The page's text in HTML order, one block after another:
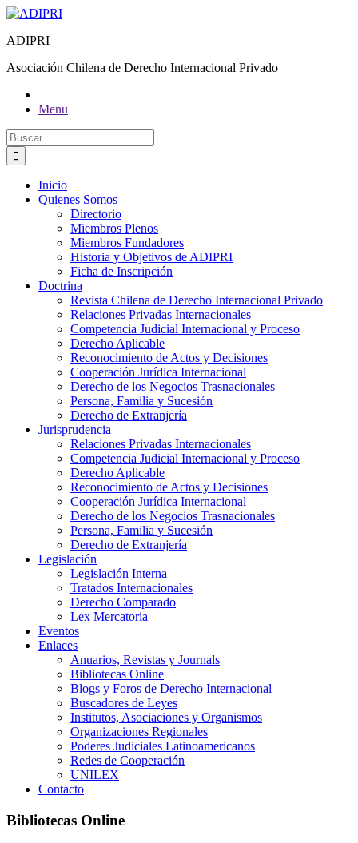
ADIPRI
Asociación Chilena de Derecho Internacional Privado
Menu
Inicio
Quienes Somos
Directorio
Miembros Plenos
Miembros Fundadores
Historia y Objetivos de ADIPRI
Ficha de Inscripción
Doctrina
Revista Chilena de Derecho Internacional Privado
Relaciones Privadas Internacionales
Competencia Judicial Internacional y Proceso
Derecho Aplicable
Reconocimiento de Actos y Decisiones
Cooperación Jurídica Internacional
Derecho de los Negocios Trasnacionales
Persona, Familia y Sucesión
Derecho de Extranjería
Jurisprudencia
Relaciones Privadas Internacionales
Competencia Judicial Internacional y Proceso
Derecho Aplicable
Reconocimiento de Actos y Decisiones
Cooperación Jurídica Internacional
Derecho de los Negocios Trasnacionales
Persona, Familia y Sucesión
Derecho de Extranjería
Legislación
Legislación Interna
Tratados Internacionales
Derecho Comparado
Lex Mercatoria
Eventos
Enlaces
Anuarios, Revistas y Journals
Bibliotecas Online
Blogs y Foros de Derecho Internacional
Buscadores de Leyes
Institutos, Asociaciones y Organismos
Organizaciones Regionales
Poderes Judiciales Latinoamericanos
Redes de Cooperación
UNILEX
Contacto
Bibliotecas Online